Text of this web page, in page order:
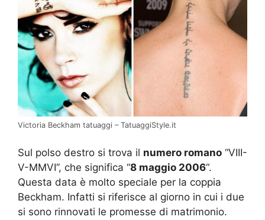
Victoria Beckham tatuaggi – TatuaggiStyle.it
Sul polso destro si trova il numero romano “VIII-
V-MMVI”, che significa “8 maggio 2006“.
Questa data è molto speciale per la coppia
Beckham. Infatti si riferisce al giorno in cui i due
si sono rinnovati le promesse di matrimonio.